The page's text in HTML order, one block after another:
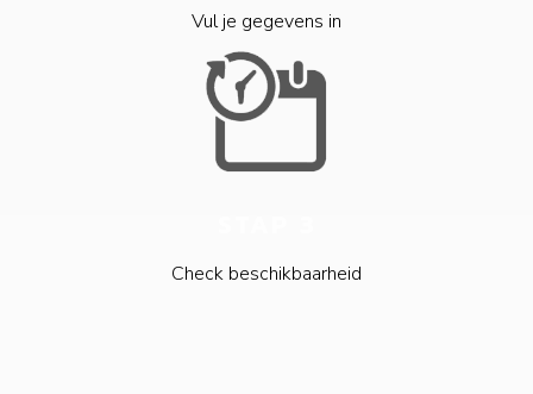
Vul je gegevens in
Check beschikbaarheid